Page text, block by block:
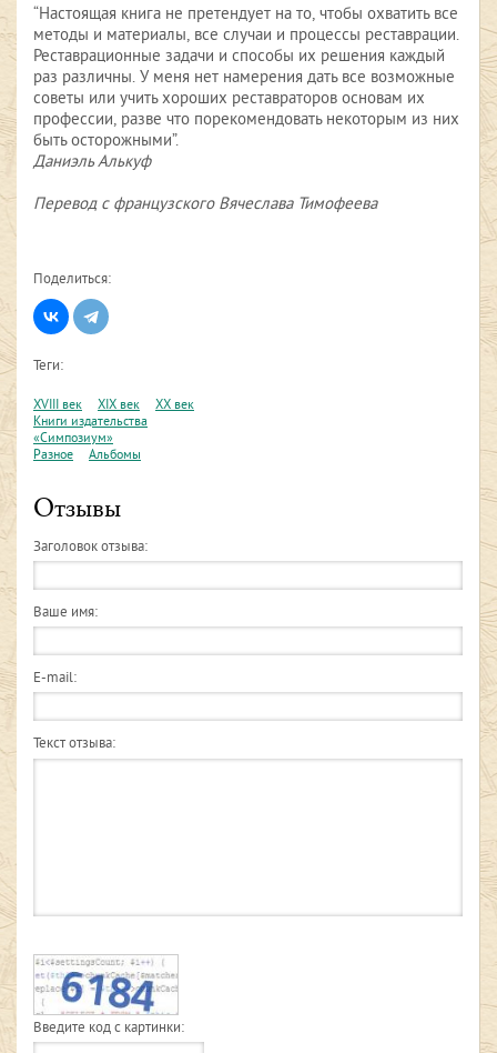
“Настоящая книга не претендует на то, чтобы охватить все
методы и материалы, все случаи и процессы реставрации.
Реставрационные задачи и способы их решения каждый
раз различны. У меня нет намерения дать все возможные
советы или учить хороших реставраторов основам их
профессии, разве что порекомендовать некоторым из них
быть осторожными”.
Даниэль Алькуф
Перевод с французского Вячеслава Тимофеева
Поделиться:
Теги:
XVIII век XIX век
XX век
Книги издательства
«Симпозиум»
Разное
Альбомы
Отзывы
Заголовок отзыва:
Ваше имя:
E-mail:
Текст отзыва:
Введите код с картинки: